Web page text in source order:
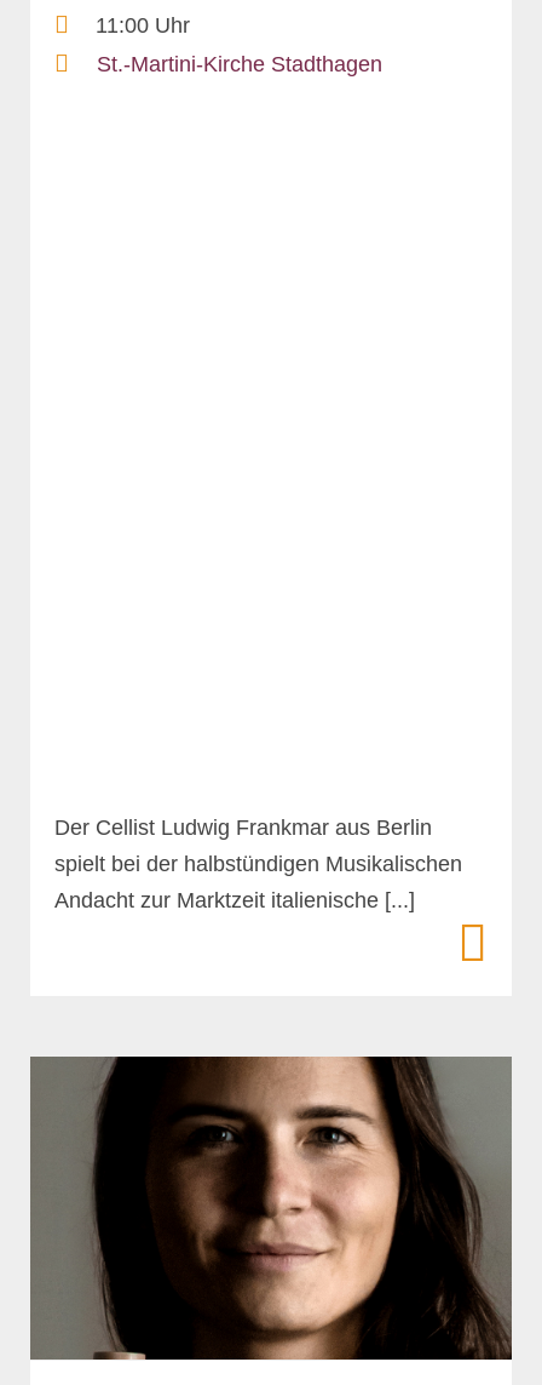
11:00 Uhr
St.-Martini-Kirche Stadthagen
Der Cellist Ludwig Frankmar aus Berlin
spielt bei der halbstündigen Musikalischen
Andacht zur Marktzeit italienische [...]